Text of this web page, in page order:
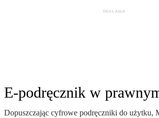
E-podręcznik w
Dopuszczając cyfrowe podręczniki do użytku,